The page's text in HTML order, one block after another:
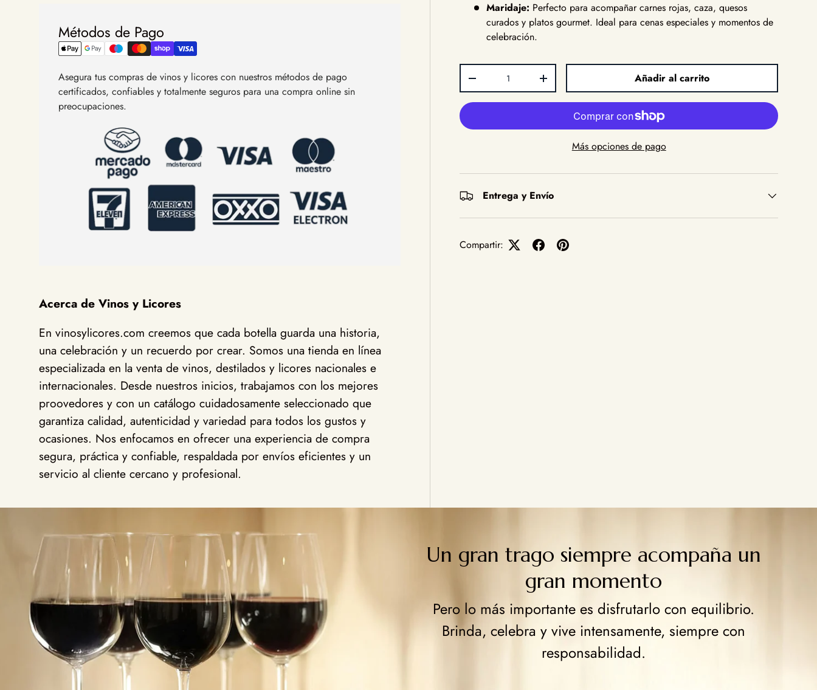
Maridaje: Perfecto para acompañar carnes rojas, caza, quesos
curados y platos gourmet. Ideal para cenas especiales y momentos de
celebración.
Disminuir cantidadAumentar la cantidad Añadir al carrito
Más opciones de pago
Entrega y Envío
Compartir:
Métodos de Pago
Asegura tus compras de vinos y licores con nuestros métodos de pago
certificados, confiables y totalmente seguros para una compra online sin
preocupaciones.
Acerca de Vinos y Licores
En vinosylicores.com creemos que cada botella guarda una historia,
una celebración y un recuerdo por crear. Somos una tienda en línea
especializada en la venta de vinos, destilados y licores nacionales e
internacionales. Desde nuestros inicios, trabajamos con los mejores
proovedores y con un catálogo cuidadosamente seleccionado que
garantiza calidad, autenticidad y variedad para todos los gustos y
ocasiones. Nos enfocamos en ofrecer una experiencia de compra
segura, práctica y confiable, respaldada por envíos eficientes y un
servicio al cliente cercano y profesional.
Un gran trago siempre acompaña un
gran momento
Pero lo más importante es disfrutarlo con equilibrio.
Brinda, celebra y vive intensamente, siempre con
responsabilidad.